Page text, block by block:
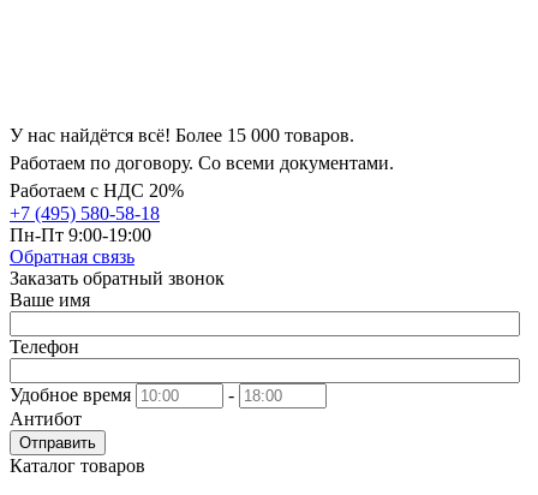
У нас найдётся всё! Более 15 000 товаров.
Работаем по договору. Со всеми документами.
Работаем с НДС 20%
+7 (495) 580-58-18
Пн-Пт 9:00-19:00
Обратная связь
Заказать обратный звонок
Ваше имя
Телефон
Удобное время
-
Антибот
Отправить
Каталог товаров